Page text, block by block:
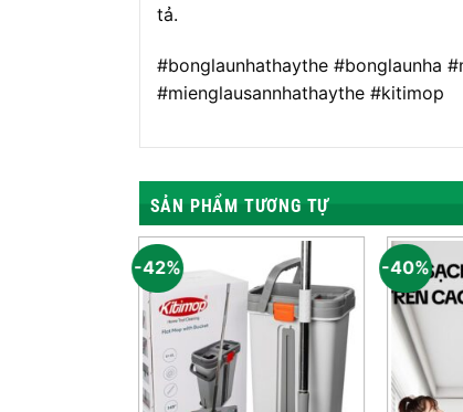
tả.
#bonglaunhathaythe #bonglaunha
#mienglausannhathaythe #kitimop
SẢN PHẨM TƯƠNG TỰ
-42% -40%